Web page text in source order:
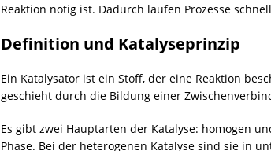
Reaktion nötig ist. Dadurch laufen Prozesse
Definition und Katalyseprinzip
Ein Katalysator ist ein Stoff, der eine Reaktion
geschieht durch die Bildung einer
Es gibt zwei Hauptarten der Katalyse: homogen
Phase. Bei der heterogenen Katalyse sind sie in